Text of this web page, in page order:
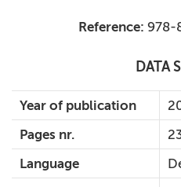
Reference: 978-
DATA
Year of publication
Pages nr.
Language